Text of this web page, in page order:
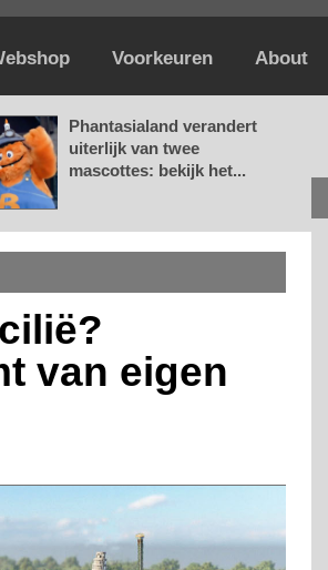
Voorkeuren About
Phantasialand verandert
uiterlijk van twee
mascottes: bekijk het...
van eigen